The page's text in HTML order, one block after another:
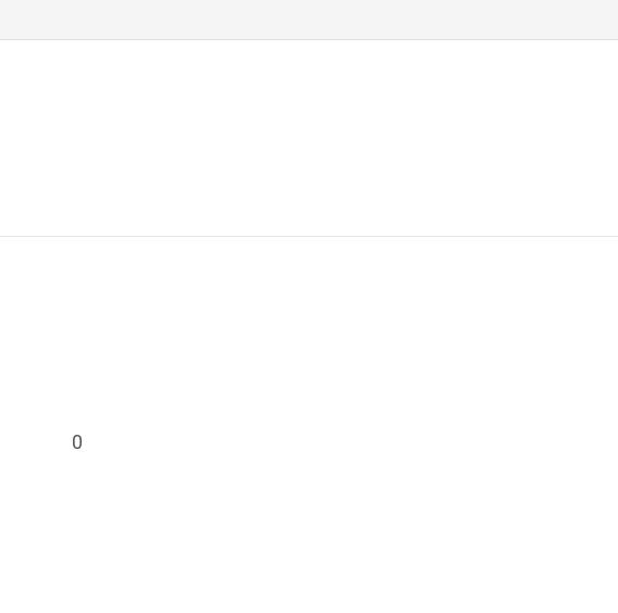
0